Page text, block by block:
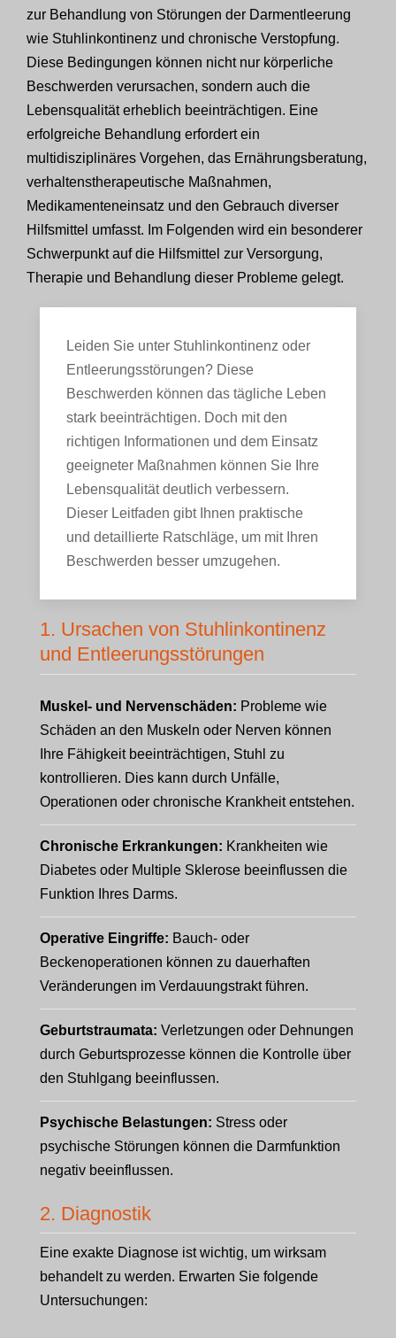
zur Behandlung von Störungen der Darmentleerung
wie Stuhlinkontinenz und chronische Verstopfung.
Diese Bedingungen können nicht nur körperliche
Beschwerden verursachen, sondern auch die
Lebensqualität erheblich beeinträchtigen. Eine
erfolgreiche Behandlung erfordert ein
multidisziplinäres Vorgehen, das Ernährungsberatung,
verhaltenstherapeutische Maßnahmen,
Medikamenteneinsatz und den Gebrauch diverser
Hilfsmittel umfasst. Im Folgenden wird ein besonderer
Schwerpunkt auf die Hilfsmittel zur Versorgung,
Therapie und Behandlung dieser Probleme gelegt.
Leiden Sie unter Stuhlinkontinenz oder
Entleerungsstörungen? Diese
Beschwerden können das tägliche Leben
stark beeinträchtigen. Doch mit den
richtigen Informationen und dem Einsatz
geeigneter Maßnahmen können Sie Ihre
Lebensqualität deutlich verbessern.
Dieser Leitfaden gibt Ihnen praktische
und detaillierte Ratschläge, um mit Ihren
Beschwerden besser umzugehen.
1. Ursachen von Stuhlinkontinenz
und Entleerungsstörungen
Muskel- und Nervenschäden: Probleme wie
Schäden an den Muskeln oder Nerven können
Ihre Fähigkeit beeinträchtigen, Stuhl zu
kontrollieren. Dies kann durch Unfälle,
Operationen oder chronische Krankheit entstehen.
Chronische Erkrankungen: Krankheiten wie
Diabetes oder Multiple Sklerose beeinflussen die
Funktion Ihres Darms.
Operative Eingriffe: Bauch- oder
Beckenoperationen können zu dauerhaften
Veränderungen im Verdauungstrakt führen.
Geburtstraumata: Verletzungen oder Dehnungen
durch Geburtsprozesse können die Kontrolle über
den Stuhlgang beeinflussen.
Psychische Belastungen: Stress oder
psychische Störungen können die Darmfunktion
negativ beeinflussen.
2. Diagnostik
Eine exakte Diagnose ist wichtig, um wirksam
behandelt zu werden. Erwarten Sie folgende
Untersuchungen: